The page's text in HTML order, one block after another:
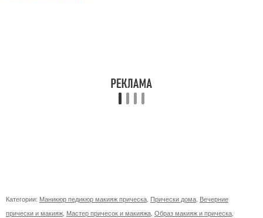
Категории: Маникюр педикюр макияж прическа Прически дома Вечерние
прически и макияж Мастер причесок и макияжа Образ макияж и прическа